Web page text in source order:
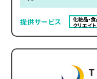
提供サービス
化粧品・
クリエイト